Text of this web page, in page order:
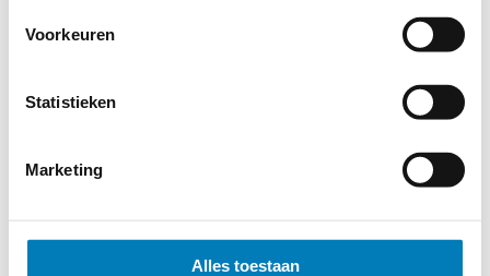
Voorkeuren
Statistieken
Marketing
Alles toestaan